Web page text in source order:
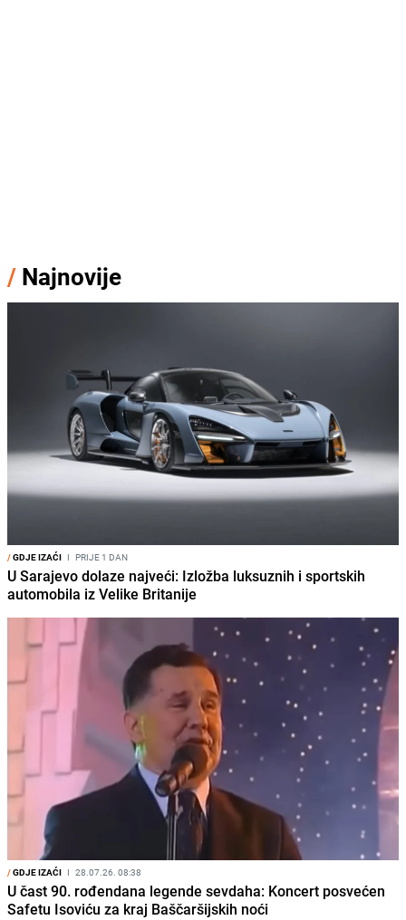
/ Najnovije
/GDJE IZAĆI I PRIJE 1 DAN
U Sarajevo dolaze najveći: Izložba luksuznih i sportskih
automobila iz Velike Britanije
/GDJE IZAĆI I 28.07.26. 08:38
U čast 90. rođendana legende sevdaha: Koncert posvećen
Safetu Isoviću za kraj Baščaršijskih noći